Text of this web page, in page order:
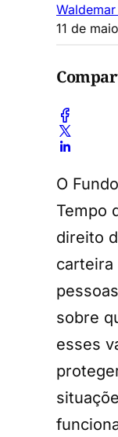
11 de
O
Tempo
direito
carteira
sobre
esses